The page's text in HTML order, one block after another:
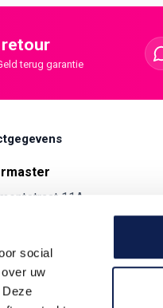
social
uw
retour
terug garantie
11A
729 680